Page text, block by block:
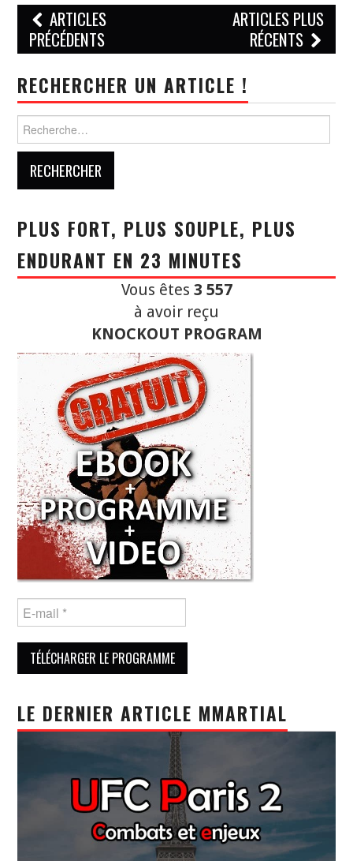
Navigation
des
articles
ARTICLES
PRÉCÉDENTS
ARTICLES PLUS
RÉCENTS
RECHERCHER UN ARTICLE !
PLUS FORT, PLUS SOUPLE, PLUS
ENDURANT EN 23 MINUTES
Vous êtes 3 557
à avoir reçu
KNOCKOUT PROGRAM
LE DERNIER ARTICLE MMARTIAL